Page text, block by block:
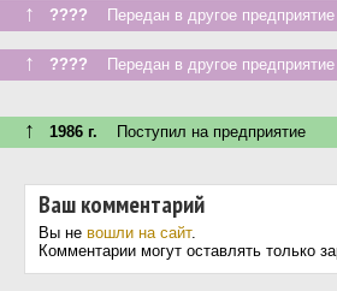
↑ ???? Передан в другое
↑ ???? Передан в другое
↑ 1986 г. Поступил на предприятие
Ваш комментарий
Вы не вошли на сайт.
Комментарии могут оставлять только